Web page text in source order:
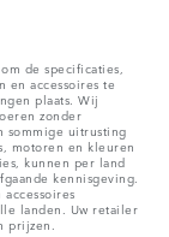
de specificaties,
en accessoires te
plaats. Wij
zonder
sommige uitrusting
motoren en kleuren
kunnen per land
kennisgeving.
landen. Uw retailer
prijzen.